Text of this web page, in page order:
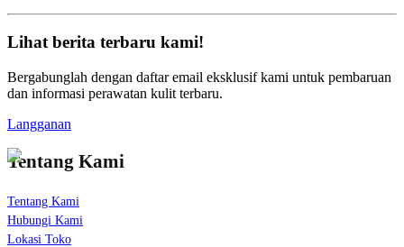
Lihat berita terbaru kami!
Bergabunglah dengan daftar email eksklusif kami untuk pembaruan
dan informasi perawatan kulit terbaru.
Langganan
Tentang Kami
Tentang Kami
Hubungi Kami
Lokasi Toko